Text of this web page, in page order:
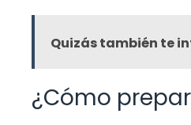
Quizás también te
¿Cómo